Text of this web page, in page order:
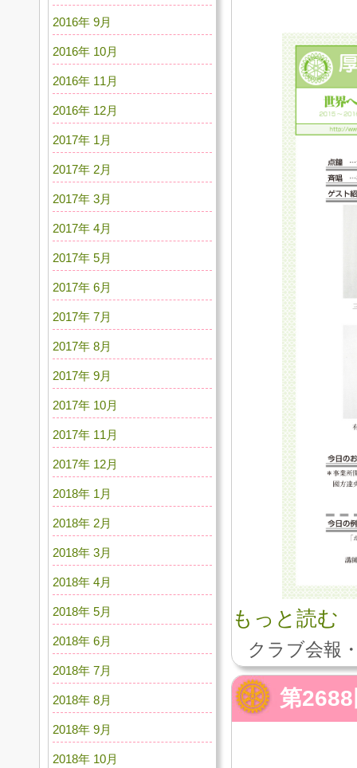
もっと読む
クラブ会報
第
2016年 9月
2016年 10月
2016年 11月
2016年 12月
2017年 1月
2017年 2月
2017年 3月
2017年 4月
2017年 5月
2017年 6月
2017年 7月
2017年 8月
2017年 9月
2017年 10月
2017年 11月
2017年 12月
2018年 1月
2018年 2月
2018年 3月
2018年 4月
2018年 5月
2018年 6月
2018年 7月
2018年 8月
2018年 9月
2018年 10月